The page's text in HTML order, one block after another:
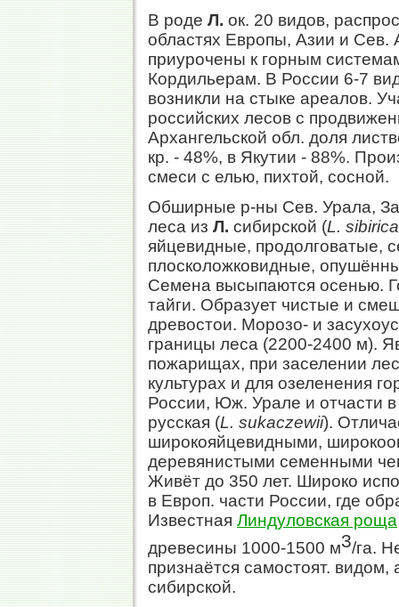
В роде Л. ок. 20 видов,
областях Европы, Азии и
приурочены к горным
Кордильерам. В России 6-7
возникли на стыке ареалов.
российских лесов с
Архангельской обл. доля
кр. - 48%, в Якутии - 88%.
смеси с елью, пихтой, сосной.
Обширные р-ны Сев. Урала,
леса из Л. сибирской (L. sibirica
яйцевидные, продолговатые,
плосколожковидные,
Семена высыпаются осенью.
тайги. Образует чистые и
древостои. Морозо- и
границы леса (2200-2400 м).
пожарищах, при заселении
культурах и для озеленения
России, Юж. Урале и отчасти
русская (L. sukaczewii).
широкояйцевидными,
деревянистыми семенными
Живёт до 350 лет. Широко
в Европ. части России, где
Известная Линдуловская роща
древесины 1000-1500 м3/га.
признаётся самостоят.
сибирской.